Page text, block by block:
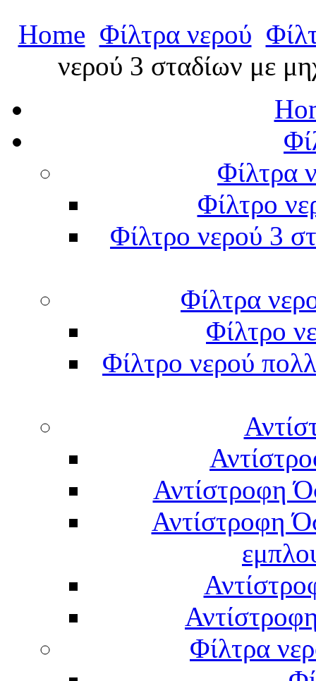
Home Φίλτρα νερού
νερού 3 σταδίων με
Φίλτρα
Φίλτρο
Φίλτρο νερού 3
Φίλτρα
Φίλτρο
Φίλτρο νερού
Αντίστροφη
Αντίστροφη
Φίλτρα